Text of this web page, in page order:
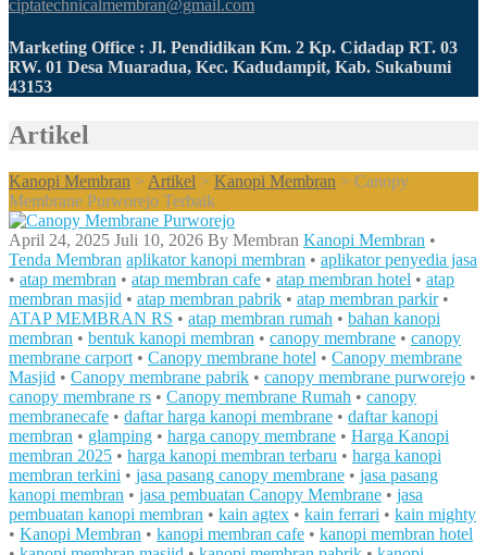
ciptatechnicalmembran@gmail.com
Marketing Office : Jl. Pendidikan Km. 2 Kp. Cidadap RT. 03
RW. 01 Desa Muaradua, Kec. Kadudampit, Kab. Sukabumi
43153
Artikel
Kanopi Membran > Artikel > Kanopi Membran > Canopy
Membrane Purworejo Terbaik
April 24, 2025 Juli 10, 2026 By Membran Kanopi Membran •
Tenda Membran aplikator kanopi membran • aplikator penyedia jasa
• atap membran • atap membran cafe • atap membran hotel • atap
membran masjid • atap membran pabrik • atap membran parkir•
ATAP MEMBRAN RS • atap membran rumah • bahan kanopi
membran • bentuk kanopi membran • canopy membrane • canopy
membrane carport • Canopy membrane hotel • Canopy membrane
Masjid • Canopy membrane pabrik • canopy membrane purworejo •
canopy membrane rs • Canopy membrane Rumah • canopy
membranecafe • daftar harga kanopi membrane • daftar kanopi
membran • glamping • harga canopy membrane • Harga Kanopi
membran 2025 • harga kanopi membran terbaru • harga kanopi
membran terkini • jasa pasang canopy membrane • jasa pasang
kanopi membran • jasa pembuatan Canopy Membrane • jasa
pembuatan kanopi membran • kain agtex • kain ferrari • kain mighty
• Kanopi Membran • kanopi membran cafe • kanopi membran hotel